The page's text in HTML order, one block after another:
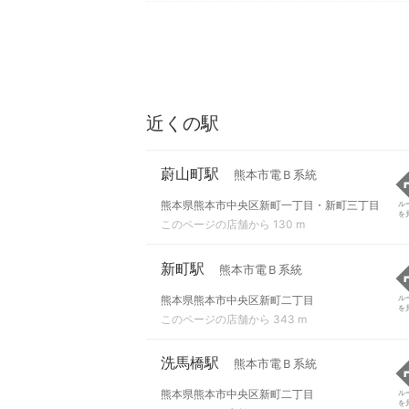
近くの駅
蔚山町駅 熊本市電Ｂ系統
熊本県熊本市中央区新町一丁目・新町三丁目
このページの店舗から 130 m
ル
を
新町駅 熊本市電Ｂ系統
熊本県熊本市中央区新町二丁目
このページの店舗から 343 m
ル
を
洗馬橋駅 熊本市電Ｂ系統
熊本県熊本市中央区新町二丁目
ル
を